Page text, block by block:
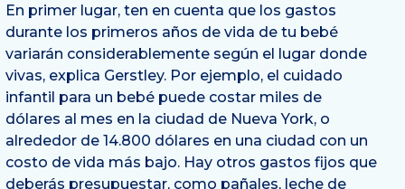
En primer lugar, ten en cuenta que los gastos
durante los primeros años de vida de tu bebé
variarán considerablemente según el lugar donde
vivas, explica Gerstley. Por ejemplo, el cuidado
infantil para un bebé puede costar miles de
dólares al mes en la ciudad de Nueva York, o
alrededor de 14.800 dólares en una ciudad con un
costo de vida más bajo. Hay otros gastos fijos que
deberás presupuestar, como pañales, leche de